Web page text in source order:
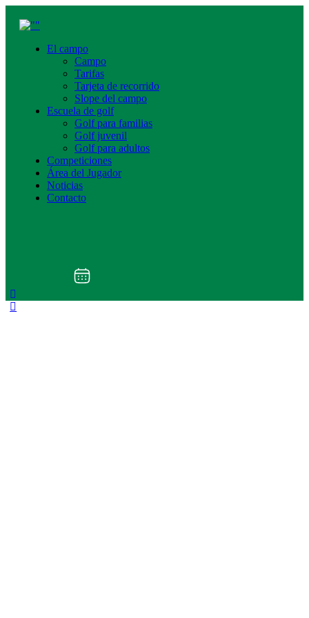
El campo
Campo
Tarifas
Tarjeta de recorrido
Slope del campo
Escuela de golf
Golf para familias
Golf juvenil
Golf para adultos
Competiciones
Área del Jugador
Noticias
Contacto